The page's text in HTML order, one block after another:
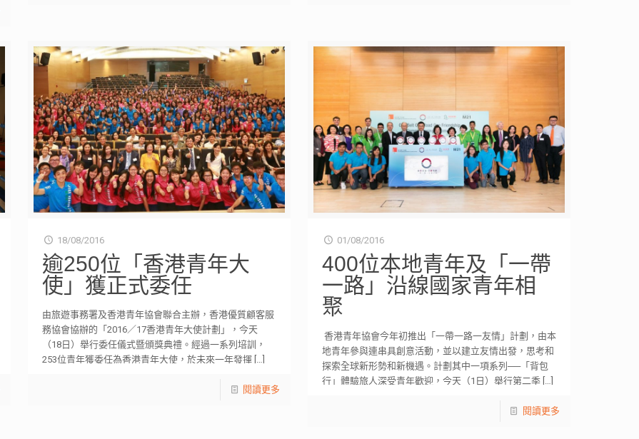
18/08/2016
逾250位「香港青年大
使」獲正式委任
由旅遊事務署及香港青年協會聯合主辦，香港優質顧客服
務協會協辦的「2016／17香港青年大使計劃」，今天
（18日）舉行委任儀式暨頒獎典禮。經過一系列培訓，
253位青年獲委任為香港青年大使，於未來一年發揮[…]
閱讀更多
01/08/2016
400位本地青年及「一帶
一路」沿線國家青年相
聚
香港青年協會今年初推出「一帶一路一友情」計劃，由本
地青年參與連串具創意活動，並以建立友情出發，思考和
探索全球新形勢和新機遇。計劃其中一項系列──「背包
行」體驗旅人深受青年歡迎，今天（1日）舉行第二季[…]
閱讀更多